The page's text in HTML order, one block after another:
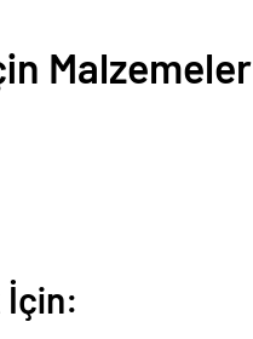
Malzemeler
İçin: